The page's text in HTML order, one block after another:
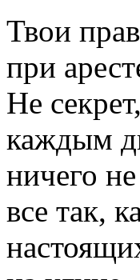
Твои
при
Не
каждым
ничего
все так,